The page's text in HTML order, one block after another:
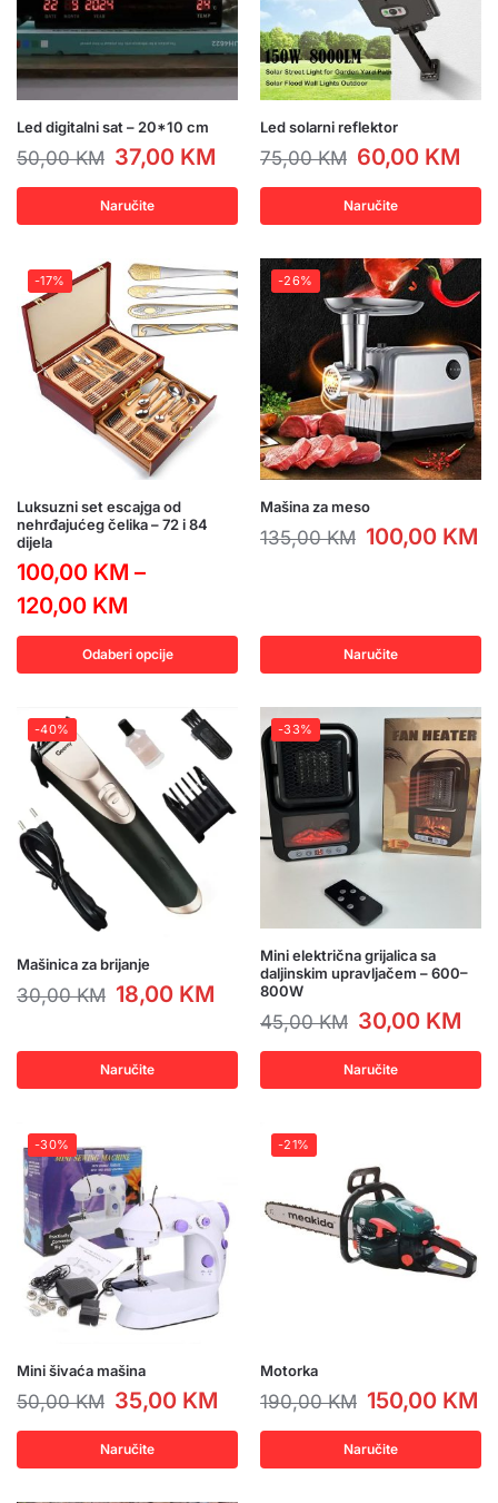
Led digitalni sat – 20*10 cm
50,00KM 37,00 KM
Naručite
Led solarni reflektor
75,00KM 60,00 KM
Naručite
-17%
Luksuzni set escajga od
nehrđajućeg čelika – 72 i 84
dijela
100,00 KM –
120,00 KM
Odaberi opcije
-26%
Mašina za meso
135,00KM 100,00 KM
Naručite
-40%
Mašinica za brijanje
30,00KM 18,00 KM
Naručite
-33%
Mini električna grijalica sa
daljinskim upravljačem – 600–
800W
45,00KM 30,00 KM
Naručite
-30%
Mini šivaća mašina
50,00KM 35,00 KM
Naručite
-21%
Motorka
190,00KM 150,00 KM
Naručite